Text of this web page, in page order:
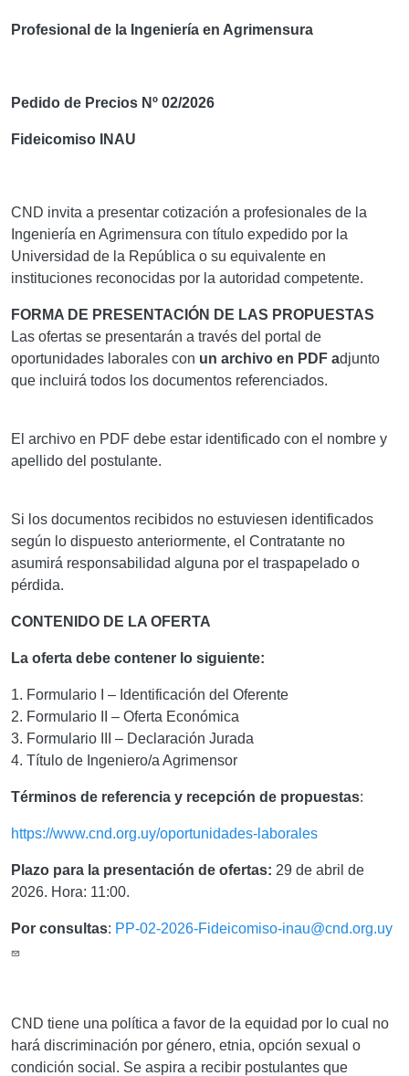
Profesional de la Ingeniería en Agrimensura
Pedido de Precios Nº 02/2026
Fideicomiso INAU
CND invita a presentar cotización a profesionales de la
Ingeniería en Agrimensura con título expedido por la
Universidad de la República o su equivalente en
instituciones reconocidas por la autoridad competente.
FORMA DE PRESENTACIÓN DE LAS PROPUESTAS
Las ofertas se presentarán a través del portal de
oportunidades laborales con un archivo en PDF adjunto
que incluirá todos los documentos referenciados.
El archivo en PDF debe estar identificado con el nombre y
apellido del postulante.
Si los documentos recibidos no estuviesen identificados
según lo dispuesto anteriormente, el Contratante no
asumirá responsabilidad alguna por el traspapelado o
pérdida.
CONTENIDO DE LA OFERTA
La oferta debe contener lo siguiente:
1. Formulario I – Identificación del Oferente
2. Formulario II – Oferta Económica
3. Formulario III – Declaración Jurada
4. Título de Ingeniero/a Agrimensor
Términos de referencia y recepción de propuestas:
https://www.cnd.org.uy/oportunidades-laborales
Plazo para la presentación de ofertas: 29 de abril de
2026. Hora: 11:00.
Por consultas: PP-02-2026-Fideicomiso-inau@cnd.org.uy
CND tiene una política a favor de la equidad por lo cual no
hará discriminación por género, etnia, opción sexual o
condición social. Se aspira a recibir postulantes que